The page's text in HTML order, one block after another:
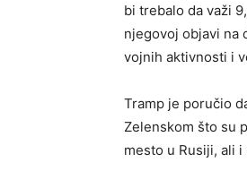
bi trebalo da važi
njegovoj objavi na
vojnih aktivnosti i
Tramp je poručio
Zelenskom što su
mesto u Rusiji, ali